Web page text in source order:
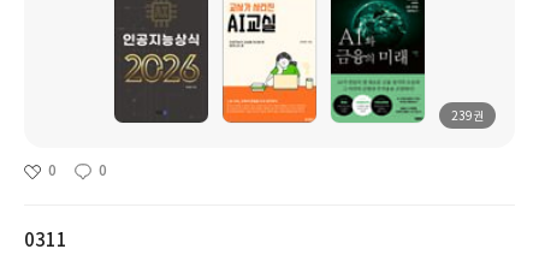
239권
0 0
0311